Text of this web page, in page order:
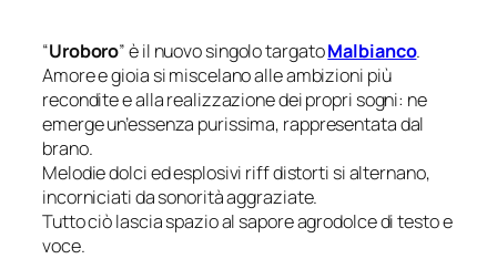
“Uroboro” è il nuovo singolo targatoMalbianco.
Amore e gioia si miscelano alle ambizioni più
recondite e alla realizzazione dei propri sogni: ne
emerge un’essenza purissima, rappresentata dal
brano.
Melodie dolci ed esplosivi riff distorti si alternano,
incorniciati da sonorità aggraziate.
Tutto ciò lascia spazio al sapore agrodolce di testo e
voce.